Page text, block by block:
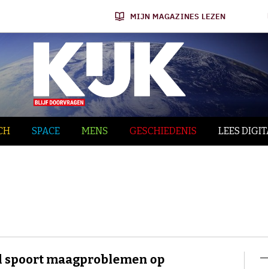
MIJN MAGAZINES LEZEN
SPACE MENS GESCHIEDENIS LEES
maagproblemen op